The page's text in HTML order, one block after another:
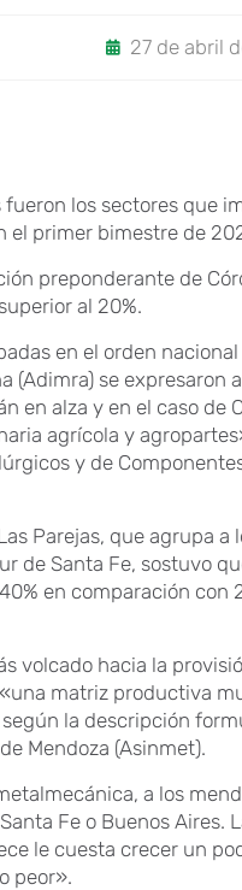
27 de abril
los sectores que
el primer bimestre de
preponderante de
al 20%.
en el orden
se expresaron
en alza y en el caso de
agrícola y
y de
Parejas, que agrupa a
de Santa Fe, sostuvo
en comparación con
volcado hacia la
matriz productiva
la descripción
Mendoza (Asinmet).
a los
Fe o Buenos Aires.
le cuesta crecer un
peor».